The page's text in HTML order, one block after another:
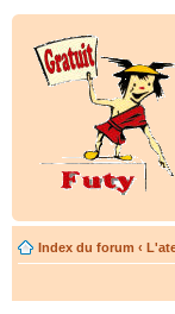
Index du forum ‹